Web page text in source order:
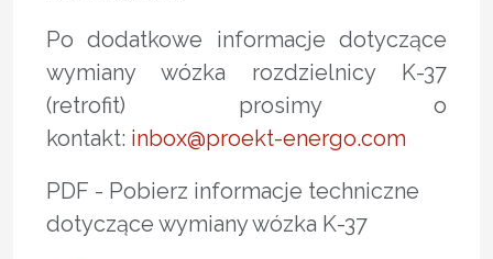
Po dodatkowe informacje dotyczące
wymiany wózka rozdzielnicy K-37
(retrofit) prosimy o
kontakt: inbox@proekt-energo.com
PDF - Pobierz informacje techniczne
dotyczące wymiany wózka K-37